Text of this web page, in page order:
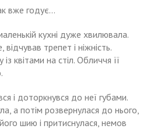
вже годує…
кухні дуже хвилювала.
трепет і ніжність.
квітами на стіл. Обличчя її
і доторкнувся до неї губами.
а потім розвернулася до нього,
шию і притиснулася, немов